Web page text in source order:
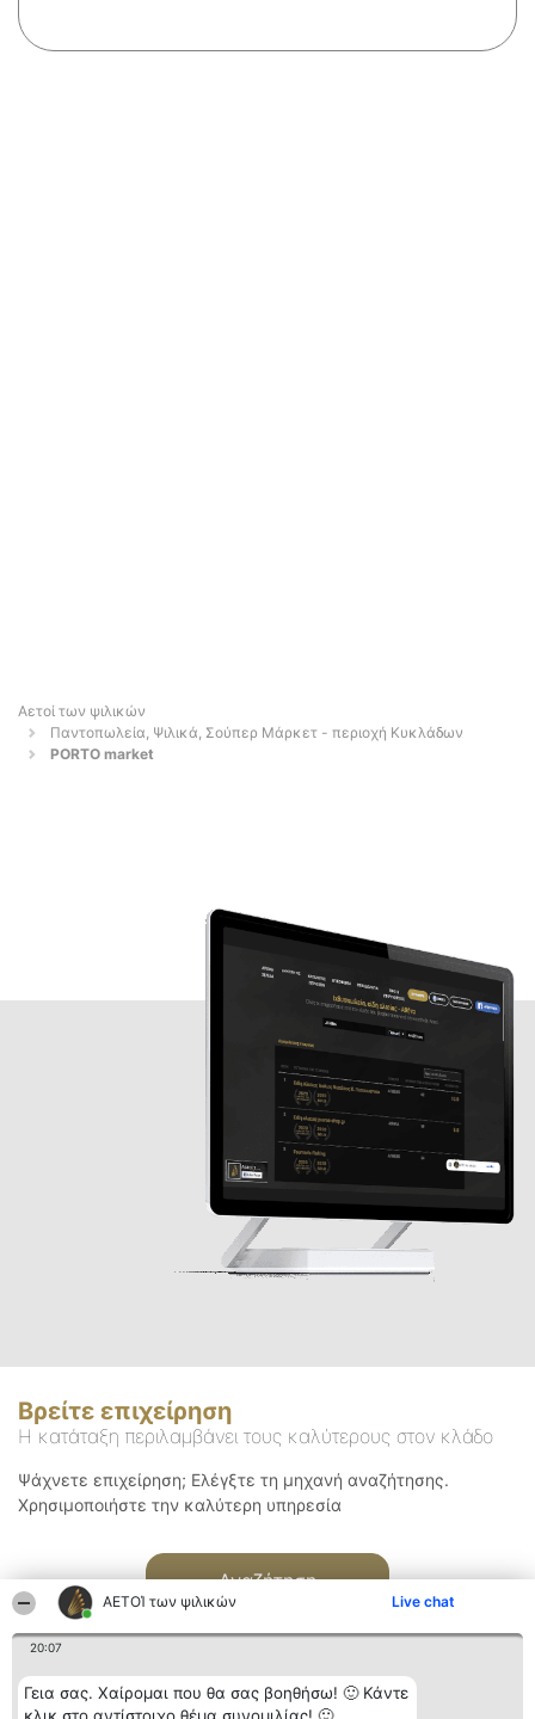
ΑΕΤΟΊ των ψιλικών Live chat
20:07
Γεια σας. Χαίρομαι που θα σας βοηθήσω! 🙂 Κάντε
Αετοί των ψιλικών
Παντοπωλεία, Ψιλικά, Σούπερ Μάρκετ - περιοχή Κυκλάδων
PORTO market
Βρείτε επιχείρηση
Η κατάταξη περιλαμβάνει τους καλύτερους στον κλάδο
Ψάχνετε επιχείρηση; Ελέγξτε τη μηχανή αναζήτησης.
Χρησιμοποιήστε την καλύτερη υπηρεσία
Αναζήτηση